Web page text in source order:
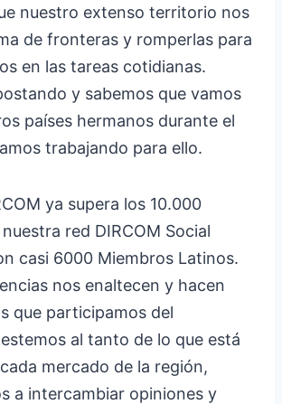
nuestro extenso territorio nos
de fronteras y romperlas para
en las tareas cotidianas.
y sabemos que vamos
países hermanos durante el
trabajando para ello.
ya supera los 10.000
red DIRCOM Social
casi 6000 Miembros Latinos.
nos enaltecen y hacen
que participamos del
al tanto de lo que está
mercado de la región,
a intercambiar opiniones y